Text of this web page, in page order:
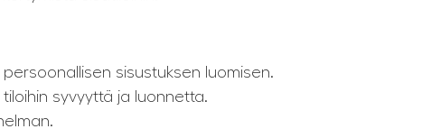
sisustuksen luomisen.
syvyyttä ja luonnetta.